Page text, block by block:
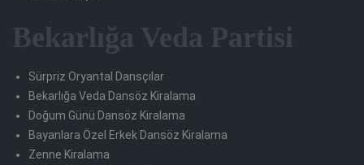
Bekarlığa Veda Partisi
Sürpriz Oryantal Dansçılar
Bekarlığa Veda Dansöz Kiralama
Doğum Günü Dansöz Kiralama
Bayanlara Özel Erkek Dansöz Kiralama
Zenne Kiralama